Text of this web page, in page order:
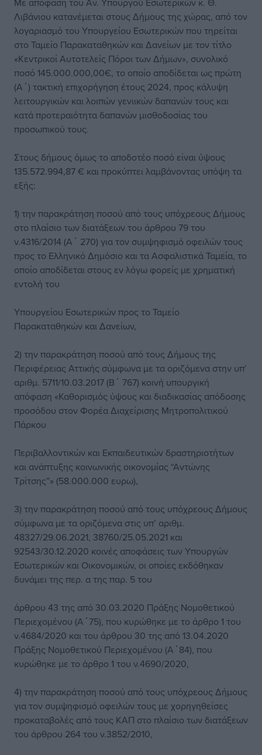
Λιβάνιου κατανέμεται στους Δήμους της χώρας, από τον
λογαριασμό του Υπουργείου Εσωτερικών που τηρείται
στο Ταμείο Παρακαταθηκών και Δανείων με τον τίτλο
«Κεντρικοί Αυτοτελείς Πόροι των Δήμων», συνολικό
ποσό 145.000.000,00€, το οποίο αποδίδεται ως πρώτη
(Α΄) τακτική επιχορήγηση έτους 2024, προς κάλυψη
λειτουργικών και λοιπών γενιικών δαπανών τους και
κατά προτεραιότητα δαπανών μισθοδοσίας του
προσωπικού τους.
Στους δήμους όμως το αποδοτέο ποσό είναι ύψους
135.572.994,87 € και προκύπτει λαμβάνοντας υπόψη τα
εξής:
1) την παρακράτηση ποσού από τους υπόχρεους Δήμους
στο πλαίσιο των διατάξεων του άρθρου 79 του
ν.4316/2014 (A΄ 270) για τον συμψηφισμό οφειλών τους
προς το Ελληνικό Δημόσιο και τα Ασφαλιστικά Ταμεία, το
οποίο αποδίδεται στους εν λόγω φορείς με χρηματική
εντολή του
Υπουργείου Εσωτερικών προς το Ταμείο
Παρακαταθηκών και Δανείων,
2) την παρακράτηση ποσού από τους Δήμους της
Περιφέρειας Αττικής σύμφωνα με τα οριζόμενα στην υπ’
αριθμ. 5711/10.03.2017 (Β΄ 767) κοινή υπουργική
απόφαση «Καθορισμός ύψους και διαδικασίας απόδοσης
προσόδου στον Φορέα Διαχείρισης Μητροπολιτικού
Πάρκου
Περιβαλλοντικών και Εκπαιδευτικών δραστηριοτήτων
και ανάπτυξης κοινωνικής οικονομίας “Αντώνης
Τρίτσης”» (58.000.000 ευρω),
3) την παρακράτηση ποσού από τους υπόχρεους Δήμους
σύμφωνα με τα οριζόμενα στις υπ’ αριθμ.
48327/29.06.2021, 38760/25.05.2021 και
92543/30.12.2020 κοινές αποφάσεις των Υπουργών
Εσωτερικών και Οικονομικών, οι οποίες εκδόθηκαν
δυνάμει της περ. α της παρ. 5 του
άρθρου 43 της από 30.03.2020 Πράξης Νομοθετικού
Περιεχομένου (Α΄75), που κυρώθηκε με το άρθρο 1 του
ν.4684/2020 και του άρθρου 30 της από 13.04.2020
Πράξης Νομοθετικού Περιεχομένου (Α΄84), που
κυρώθηκε με το άρθρο 1 του ν.4690/2020,
4) την παρακράτηση ποσού από τους υπόχρεους Δήμους
για τον συμψηφισμό οφειλών τους με χορηγηθείσες
προκαταβολές από τους ΚΑΠ στο πλαίσιο των διατάξεων
του άρθρου 264 του ν.3852/2010,